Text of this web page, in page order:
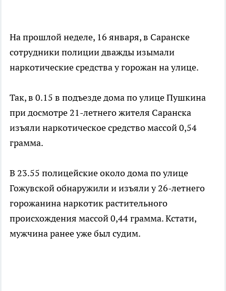
На прошлой неделе, 16 января, в Саранске
сотрудники полиции дважды изымали
наркотические средства у горожан на улице.
Так, в 0.15 в подъезде дома по улице Пушкина
при досмотре 21-летнего жителя Саранска
изъяли наркотическое средство массой 0,54
грамма.
В 23.55 полицейские около дома по улице
Гожувской обнаружили и изъяли у 26-летнего
горожанина наркотик растительного
происхождения массой 0,44 грамма. Кстати,
мужчина ранее уже был судим.